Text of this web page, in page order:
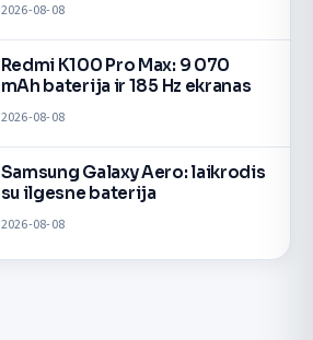
2026-08-08
Redmi K100 Pro Max: 9 070
mAh baterija ir 185 Hz ekranas
2026-08-08
Samsung Galaxy Aero: laikrodis
su ilgesne baterija
2026-08-08